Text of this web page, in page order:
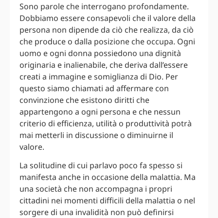
Sono parole che interrogano profondamente.
Dobbiamo essere consapevoli che il valore della
persona non dipende da ciò che realizza, da ciò
che produce o dalla posizione che occupa. Ogni
uomo e ogni donna possiedono una dignità
originaria e inalienabile, che deriva dall’essere
creati a immagine e somiglianza di Dio. Per
questo siamo chiamati ad affermare con
convinzione che esistono diritti che
appartengono a ogni persona e che nessun
criterio di efficienza, utilità o produttività potrà
mai metterli in discussione o diminuirne il
valore.
La solitudine di cui parlavo poco fa spesso si
manifesta anche in occasione della malattia. Ma
una società che non accompagna i propri
cittadini nei momenti difficili della malattia o nel
sorgere di una invalidità non può definirsi